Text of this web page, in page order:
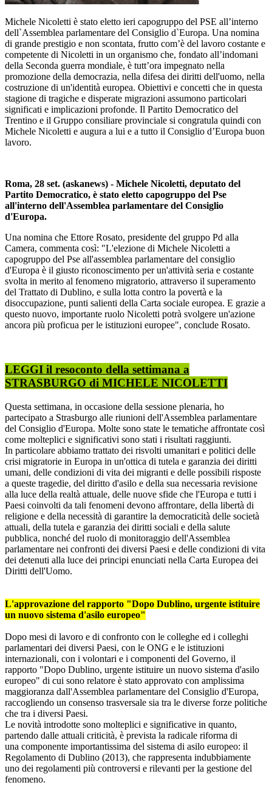
Michele Nicoletti è stato eletto ieri capogruppo del PSE all’interno
dell`Assemblea parlamentare del Consiglio d`Europa. Una nomina
di grande prestigio e non scontata, frutto com’è del lavoro costante e
competente di Nicoletti in un organismo che, fondato all’indomani
della Seconda guerra mondiale, è tutt’ora impegnato nella
promozione della democrazia, nella difesa dei diritti dell'uomo, nella
costruzione di un'identità europea. Obiettivi e concetti che in questa
stagione di tragiche e disperate migrazioni assumono particolari
significati e implicazioni profonde. Il Partito Democratico del
Trentino e il Gruppo consiliare provinciale si congratula quindi con
Michele Nicoletti e augura a lui e a tutto il Consiglio d’Europa buon
lavoro.
Roma, 28 set. (askanews) - Michele Nicoletti, deputato del
Partito Democratico, è stato eletto capogruppo del Pse
all'interno dell'Assemblea parlamentare del Consiglio
d'Europa.
Una nomina che Ettore Rosato, presidente del gruppo Pd alla
Camera, commenta così: "L'elezione di Michele Nicoletti a
capogruppo del Pse all'assemblea parlamentare del consiglio
d'Europa è il giusto riconoscimento per un'attività seria e costante
svolta in merito al fenomeno migratorio, attraverso il superamento
del Trattato di Dublino, e sulla lotta contro la povertà e la
disoccupazione, punti salienti della Carta sociale europea. E grazie a
questo nuovo, importante ruolo Nicoletti potrà svolgere un'azione
ancora più proficua per le istituzioni europee", conclude Rosato.
LEGGI il resoconto della settimana a
STRASBURGO di MICHELE NICOLETTI
Questa settimana, in occasione della sessione plenaria, ho
partecipato a Strasburgo alle riunioni dell'Assemblea parlamentare
del Consiglio d'Europa. Molte sono state le tematiche affrontate così
come molteplici e significativi sono stati i risultati raggiunti.
In particolare abbiamo trattato dei risvolti umanitari e politici delle
crisi migratorie in Europa in un'ottica di tutela e garanzia dei diritti
umani, delle condizioni di vita dei migranti e delle possibili risposte
a queste tragedie, del diritto d'asilo e della sua necessaria revisione
alla luce della realtà attuale, delle nuove sfide che l'Europa e tutti i
Paesi coinvolti da tali fenomeni devono affrontare, della libertà di
religione e della necessità di garantire la democraticità delle società
attuali, della tutela e garanzia dei diritti sociali e della salute
pubblica, nonché del ruolo di monitoraggio dell'Assemblea
parlamentare nei confronti dei diversi Paesi e delle condizioni di vita
dei detenuti alla luce dei principi enunciati nella Carta Europea dei
Diritti dell'Uomo.
L'approvazione del rapporto "Dopo Dublino, urgente istituire
un nuovo sistema d'asilo europeo"
Dopo mesi di lavoro e di confronto con le colleghe ed i colleghi
parlamentari dei diversi Paesi, con le ONG e le istituzioni
internazionali, con i volontari e i componenti del Governo, il
rapporto "Dopo Dublino, urgente istituire un nuovo sistema d'asilo
europeo" di cui sono relatore è stato approvato con amplissima
maggioranza dall'Assemblea parlamentare del Consiglio d'Europa,
raccogliendo un consenso trasversale sia tra le diverse forze politiche
che tra i diversi Paesi.
Le novità introdotte sono molteplici e significative in quanto,
partendo dalle attuali criticità, è prevista la radicale riforma di
una componente importantissima del sistema di asilo europeo: il
Regolamento di Dublino (2013), che rappresenta indubbiamente
uno dei regolamenti più controversi e rilevanti per la gestione del
fenomeno.